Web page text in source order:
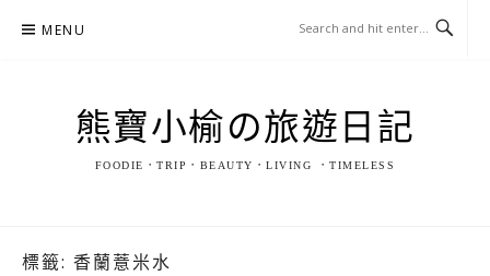
MENU
熊寶小榆の旅遊日記
FOODIE．TRIP．BEAUTY．LIVING ．TIMELESS
標籤: 香蘭薏米水